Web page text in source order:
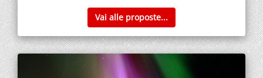
Vai alle proposte...